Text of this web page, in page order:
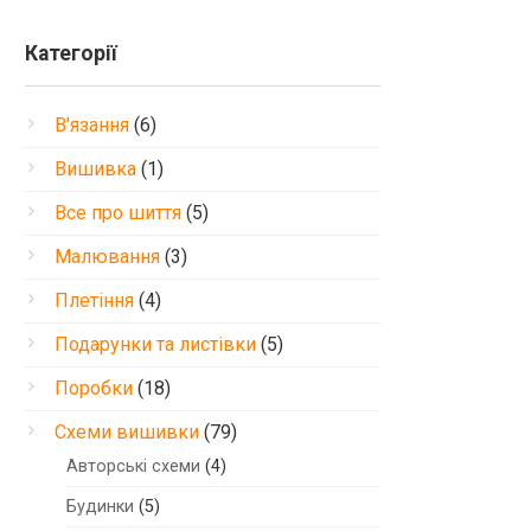
Категорії
В'язання (6)
Вишивка (1)
Все про шиття (5)
Малювання (3)
Плетіння (4)
Подарунки та листівки (5)
Поробки (18)
Схеми вишивки (79)
Авторські схеми (4)
Будинки (5)